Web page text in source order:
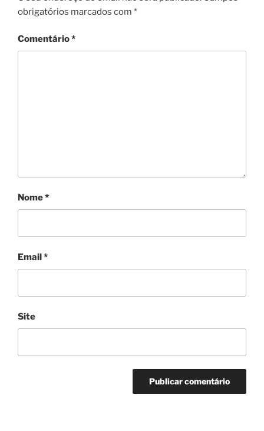
obrigatórios marcados com *
Comentário*
Nome*
Email *
Site